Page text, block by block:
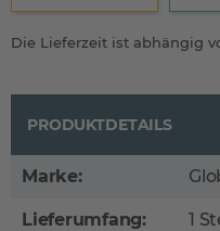
Die Lieferzeit ist abhängig
PRODUKTDETAILS
Marke:
Lieferumfang:
1